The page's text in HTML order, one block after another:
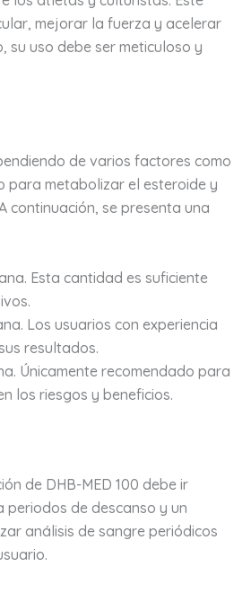
mejorar la fuerza y acelerar
su uso debe ser meticuloso y
de varios factores como
para metabolizar el esteroide y
continuación, se presenta una
Esta cantidad es suficiente
Los usuarios con experiencia
resultados.
Únicamente recomendado para
los riesgos y beneficios.
de DHB-MED 100 debe ir
de descanso y un
análisis de sangre periódicos